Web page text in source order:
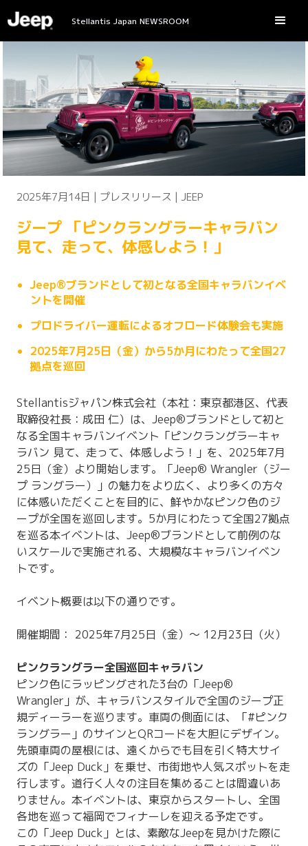
Stellantis Japan NEWSROOM
2025年7月14日 | プレスリリース | JEEP
ジープ 「ピンクラングラーキャラバン
見て、走って、体感しよう！」
Jeep®ブランドとして初となる全国キャラバンイベ
ントを開催
プロドライバー運転によるオフロード体験会も実施
2025年7月25日（金）から5か月にわたって全国27
拠点を巡回
Stellantisジャパン株式会社（本社：東京都港区、代表
取締役社長：成田 仁）は、Jeep®ブランドとして初と
なる全国キャラバンイベント「ピンクラングラーキャ
ラバン 見て、走って、体感しよう！」を、2025年7月
25日（金）より開始します。「Jeep® Wrangler（ジー
プ ラングラー）」の魅力をより広く、より多くの方々
に体感いただくことを目的に、鮮やかなピンク色のジ
ープが全国を巡回します。5か月にわたって全国27拠点
を巡る本イベントは、Jeep®ブランドとして前例のな
いスケールで実施される、大規模なキャラバンイベン
トです。
イベント概要は以下の通りです。
開催期間： 2025年7月25日（金）〜 12月23日（火）
ピンクラングラー全国巡回キャラバン
ピンク色にラッピングされた3台の「Jeep®
Wrangler」が、キャラバンスタイルで全国のジープ正
規ディーラーを巡ります。車両の側面には、「#ピンク
ラングラー」のサインとQRコードを大胆にデザイン。
先頭車両の屋根には、遠くからでも目を引く特大サイ
ズの「Jeep Duck」を乗せ、市街地や人気スポットを走
行します。道行く人々の注目を集めることは間違いあ
りません。本イベントは、東京からスタートし、全国
各地を巡って福岡でフィナーレを迎える予定です。
この「Jeep Duck」とは、素敵なJeepを見かけた際に